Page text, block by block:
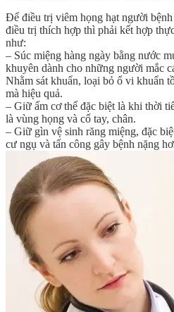
Để điều trị viêm họng hạt người
điều trị thích hợp thì phải kết hợp
như:
– Súc miệng hàng ngày bằng nước
khuyên dành cho những người mắc
Nhằm sát khuẩn, loại bỏ ổ vi khuẩn
mà hiệu quả.
– Giữ ấm cơ thể đặc biệt là khi thời
là vùng họng và cổ tay, chân.
– Giữ gìn vệ sinh răng miệng, đặc
cư ngụ và tấn công gây bệnh nặng